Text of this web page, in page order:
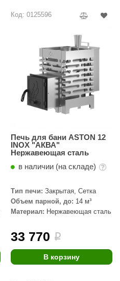
Код: 0125596
Печь для бани ASTON 12
INOX "АКВА"
Нержавеющая сталь
в наличии (на складе)
Тип печи: Закрытая, Сетка
Объем парной, до: 14 м³
Материал: Нержавеющая сталь
33 770 i
В корзину